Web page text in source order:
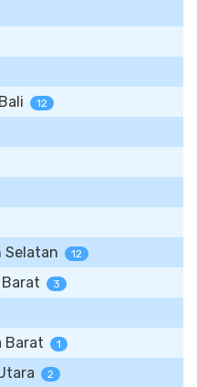
12
Selatan 12
3
Barat 1
2